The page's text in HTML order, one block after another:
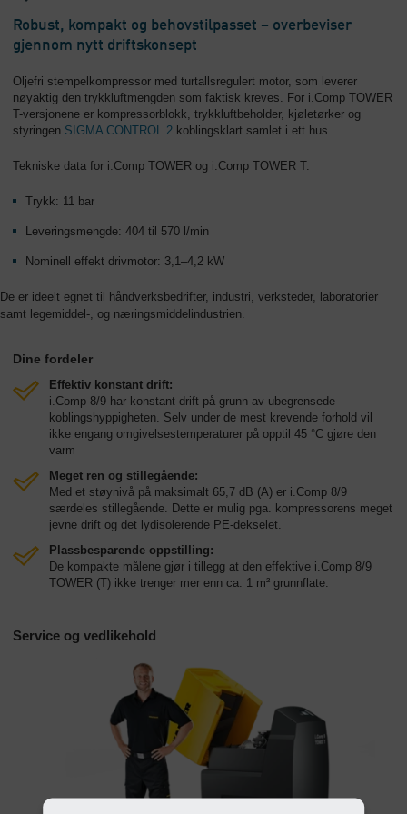
Robust, kompakt og behovstilpasset – overbeviser
gjennom nytt driftskonsept
Oljefri stempelkompressor med turtallsregulert motor, som leverer
nøyaktig den trykkluftmengden som faktisk kreves. For i.Comp TOWER
T-versjonene er kompressorblokk, trykkluftbeholder, kjøletørker og
styringen SIGMA CONTROL 2 koblingsklart samlet i ett hus.
Tekniske data for i.Comp TOWER og i.Comp TOWER T:
Trykk: 11 bar
Leveringsmengde: 404 til 570 l/min
Nominell effekt drivmotor: 3,1–4,2 kW
De er ideelt egnet til håndverksbedrifter, industri, verksteder, laboratorier
samt legemiddel-, og næringsmiddelindustrien.
Dine fordeler
Effektiv konstant drift:
i.Comp 8/9 har konstant drift på grunn av ubegrensede
koblingshyppigheten. Selv under de mest krevende forhold vil
ikke engang omgivelsestemperaturer på opptil 45 °C gjøre den
varm
Meget ren og stillegående:
Med et støynivå på maksimalt 65,7 dB (A) er i.Comp 8/9
særdeles stillegående. Dette er mulig pga. kompressorens meget
jevne drift og det lydisolerende PE-dekselet.
Plassbesparende oppstilling:
De kompakte målene gjør i tillegg at den effektive i.Comp 8/9
TOWER (T) ikke trenger mer enn ca. 1 m² grunnflate.
Service og vedlikehold